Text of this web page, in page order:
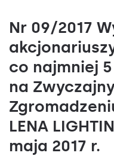
Nr 09/2017
co najmniej
na
LENA
maja 2017 r.